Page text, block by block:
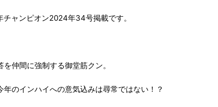
ャンピオン2024年34号掲載です。
仲間に強制する御堂筋クン。
のインハイへの意気込みは尋常ではない！？